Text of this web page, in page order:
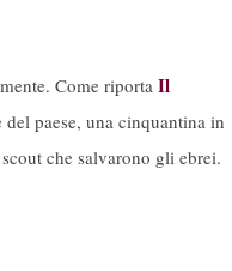
Come riporta Il
paese, una cinquantina in
che salvarono gli ebrei.